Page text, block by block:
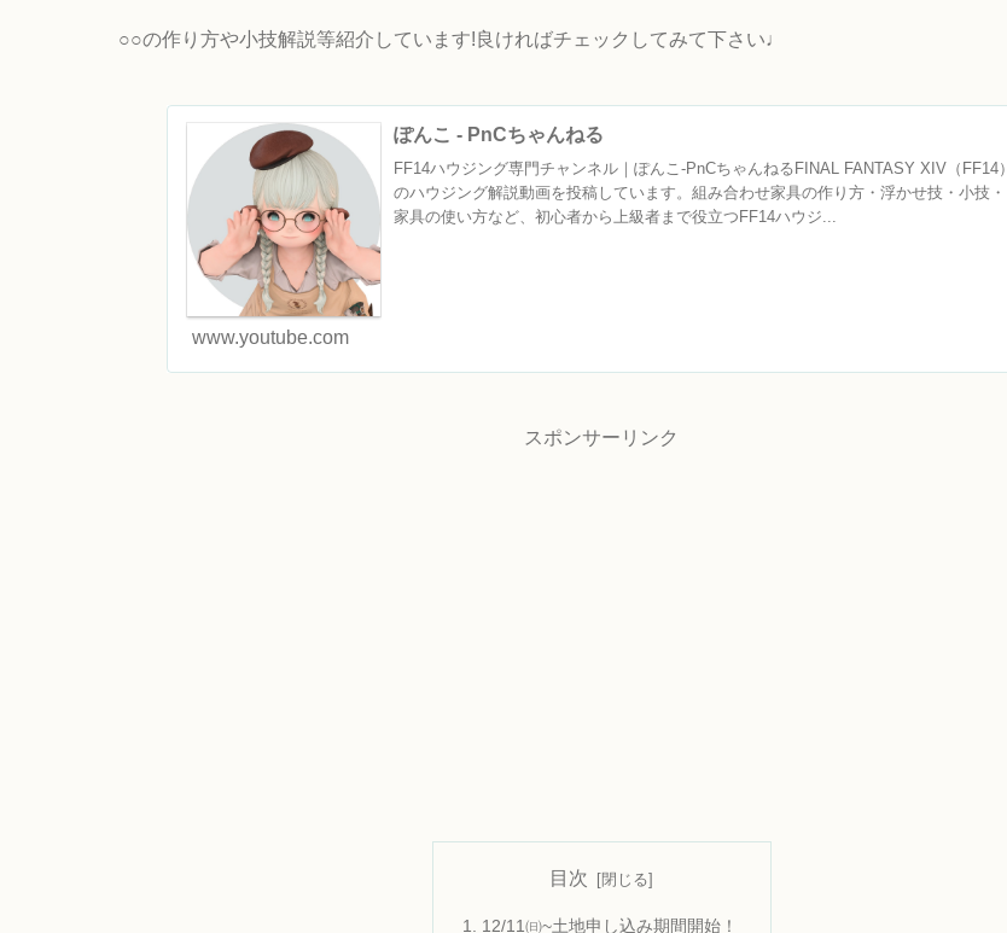
○○の作り方や小技解説等紹介しています!良ければチェックしてみて下さい♩
ぽんこ - PnCちゃんねる
FF14ハウジング専門チャンネル｜ぽんこ‐PnCちゃんねるFINAL FANTASY XIV（FF14）
のハウジング解説動画を投稿しています。組み合わせ家具の作り方・浮かせ技・小技・
家具の使い方など、初心者から上級者まで役立つFF14ハウジ...
www.youtube.com
スポンサーリンク
目次
12/11㈰~土地申し込み期間開始！